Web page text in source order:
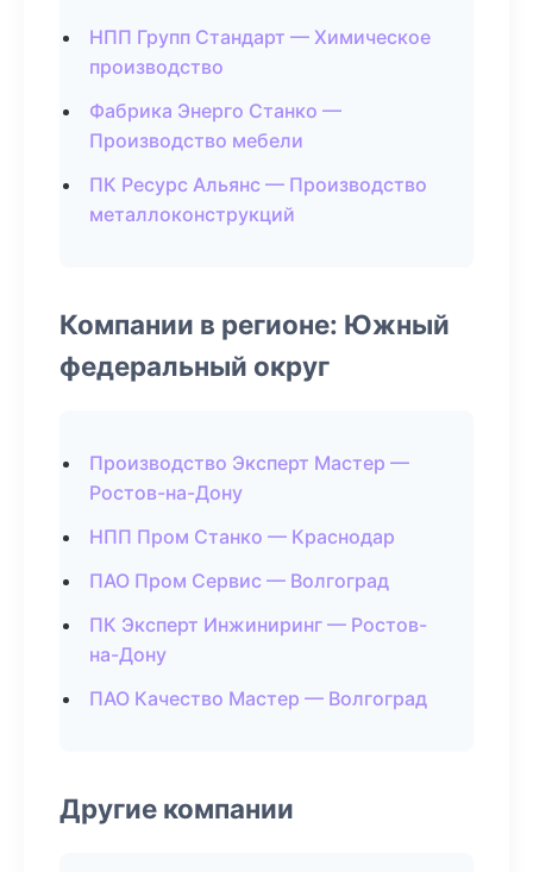
НПП Групп Стандарт — Химическое
производство
Фабрика Энерго Станко —
Производство мебели
ПК Ресурс Альянс — Производство
металлоконструкций
Компании в регионе: Южный
федеральный округ
Производство Эксперт Мастер —
Ростов-на-Дону
НПП Пром Станко — Краснодар
ПАО Пром Сервис — Волгоград
ПК Эксперт Инжиниринг — Ростов-
на-Дону
ПАО Качество Мастер — Волгоград
Другие компании